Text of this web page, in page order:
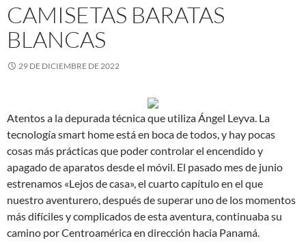
CAMISETAS BARATAS
BLANCAS
29 DE DICIEMBRE DE 2022
Atentos a la depurada técnica que utiliza Ángel Leyva. La
tecnología smart home está en boca de todos, y hay pocas
cosas más prácticas que poder controlar el encendido y
apagado de aparatos desde el móvil. El pasado mes de junio
estrenamos «Lejos de casa», el cuarto capítulo en el que
nuestro aventurero, después de superar uno de los momentos
más difíciles y complicados de esta aventura, continuaba su
camino por Centroamérica en dirección hacia Panamá.